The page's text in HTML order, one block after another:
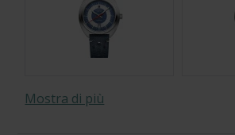
Mostra di più